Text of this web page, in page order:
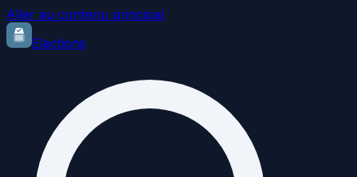
Aller au contenu principal
Elections